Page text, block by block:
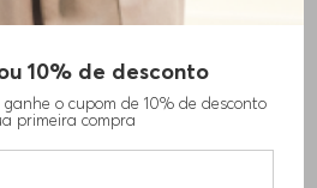
10% de desconto
o cupom de 10% de desconto
primeira compra
X ASTON MARTIN EM